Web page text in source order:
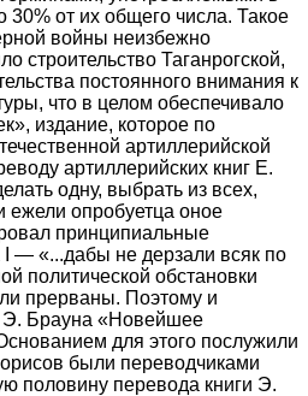
от их общего числа. Такое
войны неизбежно
Таганрогской,
постоянного внимания к
что в целом обеспечивало
издание, которое по
артиллерийской
артиллерийских книг Е.
одну, выбрать из всех,
ежели опробуетца оное
принципиальные
I — «...дабы не дерзали всяк по
политической обстановки
прерваны. Поэтому и
Э. Брауна «Новейшее
для этого послужили
были переводчиками
половину перевода книги Э.